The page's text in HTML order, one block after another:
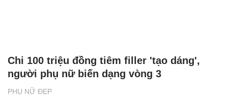
PHỤ NỮ ĐẸP
Chi 100 triệu đồng tiêm filler 'tạo dáng',
người phụ nữ biến dạng vòng 3